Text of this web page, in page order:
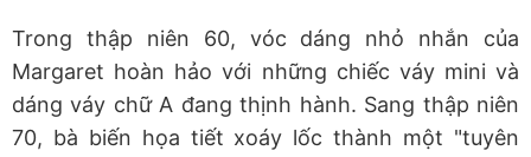
Trong thập niên 60, vóc dáng nhỏ nhắn của
Margaret hoàn hảo với những chiếc váy mini và
dáng váy chữ A đang thịnh hành. Sang thập niên
70, bà biến họa tiết xoáy lốc thành một "tuyên